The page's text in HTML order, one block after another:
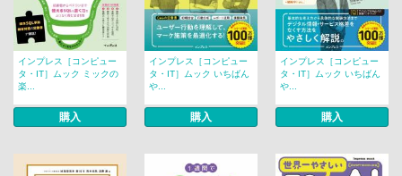
インプレス［コンピュー
タ・IT］ムック ミックの
楽...
購入
インプレス［コンピュー
タ・IT］ムック いちばん
や...
購入
インプレス［コンピュー
タ・IT］ムック いちばん
や...
購入